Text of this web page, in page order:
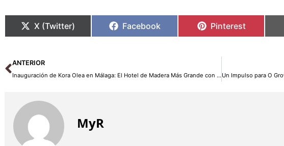
X (Twitter) Facebook Pinterest
Ant
ANTERIOR
Inauguración de Kora Olea en Málaga: El Hotel de Madera Más Grande con 180 Apartamentos Flex Living
MyR